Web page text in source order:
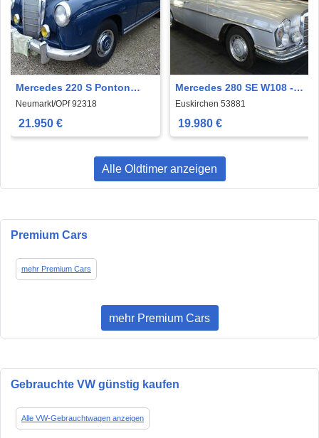
Mercedes 220 S Ponton
W180 Oldtimer H-Kennz.
fahrbereit
Neumarkt/OPf 92318
21.950 €
Mercedes 280 SE W108 -
OLDTIMER
Euskirchen 53881
19.980 €
Alle Oldtimer anzeigen
Premium Cars
mehr Premium Cars
mehr Premium Cars
Gebrauchte VW günstig kaufen
Alle VW-Gebrauchtwagen anzeigen